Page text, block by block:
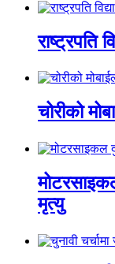
राष्ट्रपति
चोरीको
मृत्यु